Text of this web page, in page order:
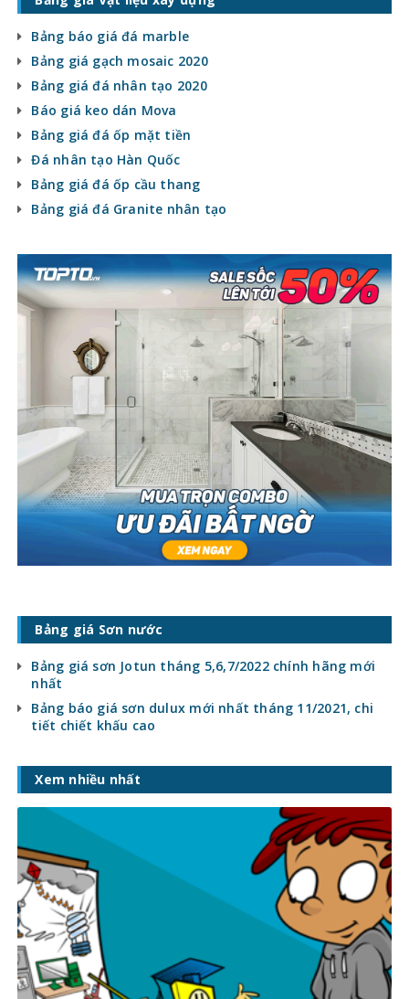
Bảng báo giá đá marble
Bảng giá gạch mosaic 2020
Bảng giá đá nhân tạo 2020
Báo giá keo dán Mova
Bảng giá đá ốp mặt tiền
Đá nhân tạo Hàn Quốc
Bảng giá đá ốp cầu thang
Bảng giá đá Granite nhân tạo
Bảng giá Sơn nước
Bảng giá sơn Jotun tháng 5,6,7/2022 chính hãng mới
nhất
Bảng báo giá sơn dulux mới nhất tháng 11/2021, chi
tiết chiết khấu cao
Xem nhiều nhất